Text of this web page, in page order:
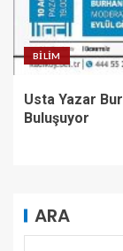
BILIM
Usta Yazar
Buluşuyor
ARA